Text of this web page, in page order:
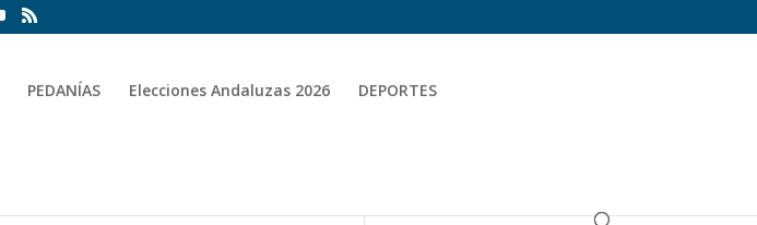
PEDANÍAS Elecciones Andaluzas 2026 DEPORTES